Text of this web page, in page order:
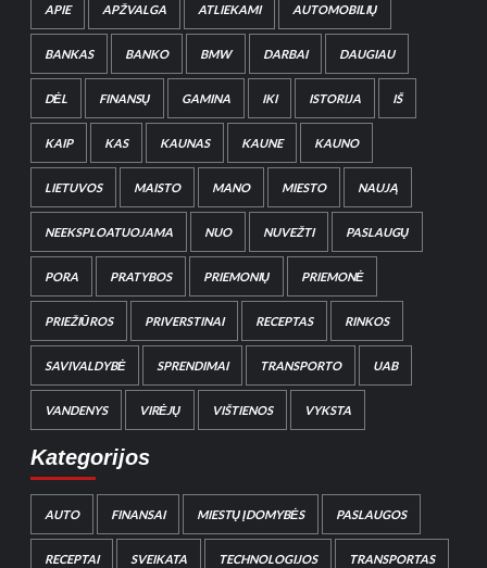
APIE APŽVALGA ATLIEKAMI AUTOMOBILIŲ
BANKAS BANKO BMW DARBAI DAUGIAU
DĖL FINANSŲ GAMINA IKI ISTORIJA IŠ
KAIP KAS KAUNAS KAUNE KAUNO
LIETUVOS MAISTO MANO MIESTO NAUJĄ
NEEKSPLOATUOJAMA NUO NUVEŽTI PASLAUGŲ
PORA PRATYBOS PRIEMONIŲ PRIEMONĖ
PRIEŽIŪROS PRIVERSTINAI RECEPTAS RINKOS
SAVIVALDYBĖ SPRENDIMAI TRANSPORTO UAB
VANDENYS VIRĖJŲ VIŠTIENOS VYKSTA
Kategorijos
AUTO FINANSAI MIESTŲ ĮDOMYBĖS PASLAUGOS
RECEPTAI SVEIKATA TECHNOLOGIJOS TRANSPORTAS